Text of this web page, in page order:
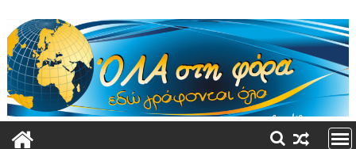
στο
περιεχόμενο